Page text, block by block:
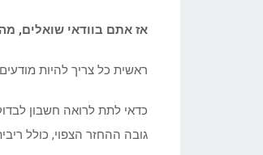
אז אתם בוודאי שואלים,
ראשית כל צריך להיות
כדאי לתת לרואה חשבון
גובה ההחזר הצפוי, כולל